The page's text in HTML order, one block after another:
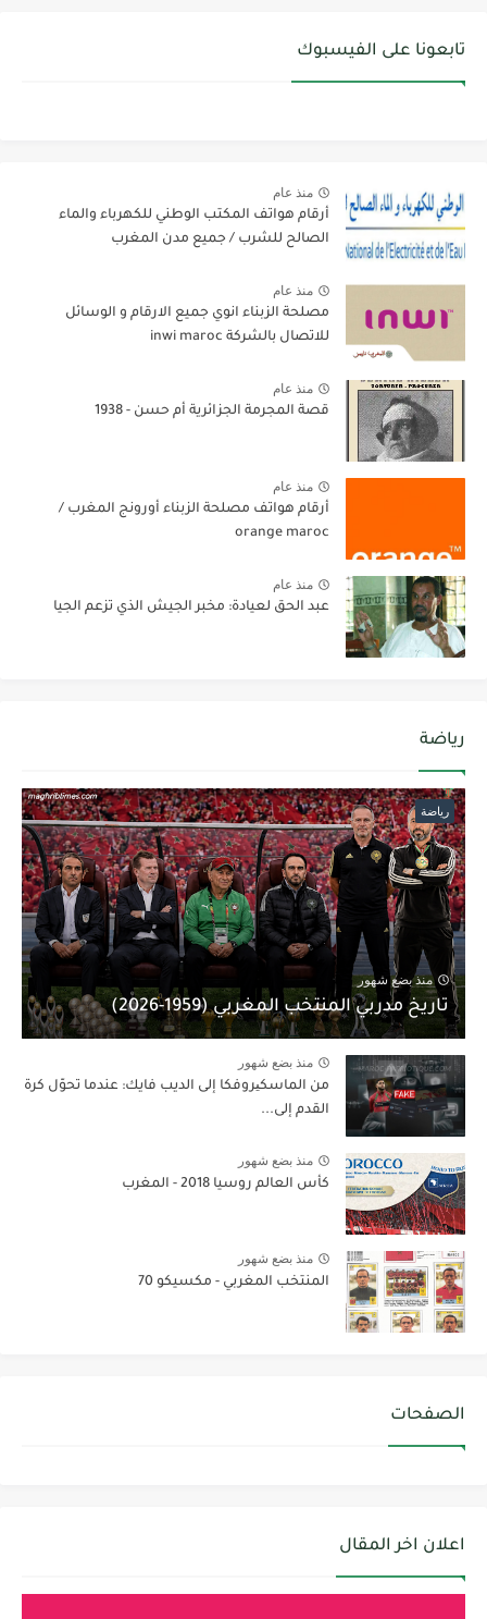
تابعونا على الفيسبوك
منذ عام
أرقام هواتف المكتب الوطني للكهرباء والماء
الصالح للشرب / جميع مدن المغرب
منذ عام
مصلحة الزبناء انوي جميع الارقام و الوسائل
للاتصال بالشركة inwi maroc
منذ عام
قصة المجرمة الجزائرية أم حسن - 1938
منذ عام
أرقام هواتف مصلحة الزبناء أورونج المغرب /
orange maroc
منذ عام
عبد الحق لعيادة: مخبر الجيش الذي تزعم الجيا
رياضة
رياضة
منذ بضع شهور
تاريخ مدربي المنتخب المغربي (1959-2026)
منذ بضع شهور
من الماسكیروفكا إلى الديب فايك: عندما تحوّل كرة
القدم إلى...
منذ بضع شهور
كأس العالم روسيا 2018 - المغرب
منذ بضع شهور
المنتخب المغربي - مكسيكو 70
الصفحات
اعلان اخر المقال